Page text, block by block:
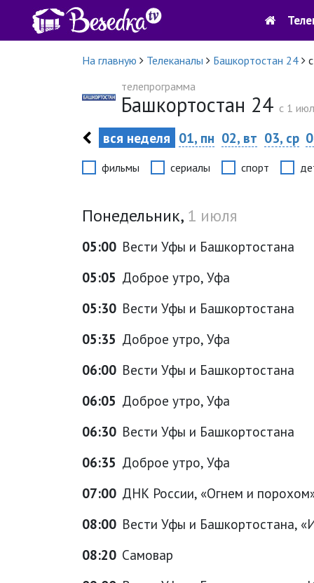
На главную Телеканалы Башкортостан 24
телепрограмма
Башкортостан 24 c 1
вся неделя 01, пн 02, вт 03, ср
фильмы сериалы спорт
Понедельник, 1 июля
05:00 Вести Уфы и Башкортостана
05:05 Доброе утро, Уфа
05:30 Вести Уфы и Башкортостана
05:35 Доброе утро, Уфа
06:00 Вести Уфы и Башкортостана
06:05 Доброе утро, Уфа
06:30 Вести Уфы и Башкортостана
06:35 Доброе утро, Уфа
07:00 ДНК России, «Огнем и
08:00 Вести Уфы и Башкортостана,
08:20 Самовар